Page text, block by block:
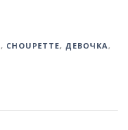
, CHOUPETTE, ДЕВОЧКА,